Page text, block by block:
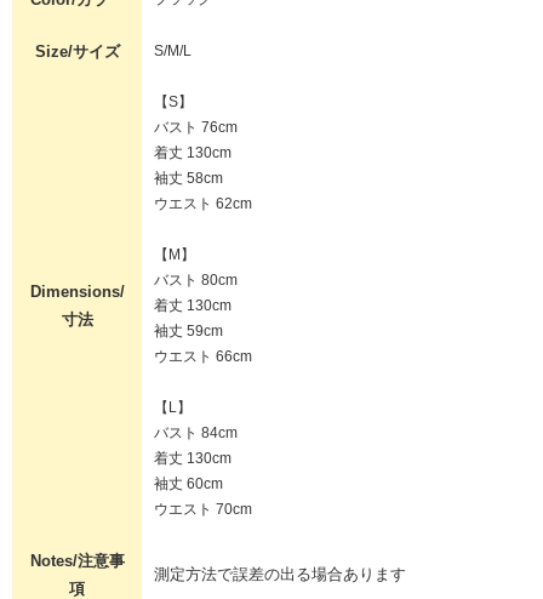
Size/サイズ S/M/L
Dimensions/
寸法
【S】
バスト 76cm
着丈 130cm
袖丈 58cm
ウエスト 62cm
【M】
バスト 80cm
着丈 130cm
袖丈 59cm
ウエスト 66cm
【L】
バスト 84cm
着丈 130cm
袖丈 60cm
ウエスト 70cm
Notes/注意事
項
測定方法で誤差の出る場合あります